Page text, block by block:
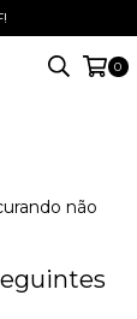
0
não